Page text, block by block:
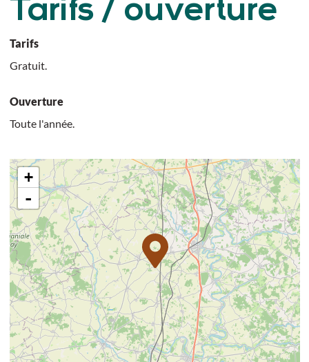
Tarifs / ouverture
Tarifs
Gratuit.
Ouverture
Toute l'année.
+
-